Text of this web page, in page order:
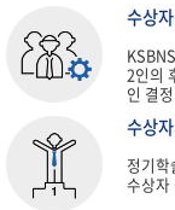
수상
2인의
인 결정
수상
정기학
수상자